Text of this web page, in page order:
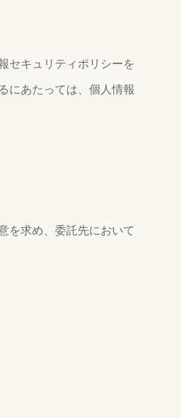
セキュリティポリシーを
にあたっては、個人情報
を求め、委託先において